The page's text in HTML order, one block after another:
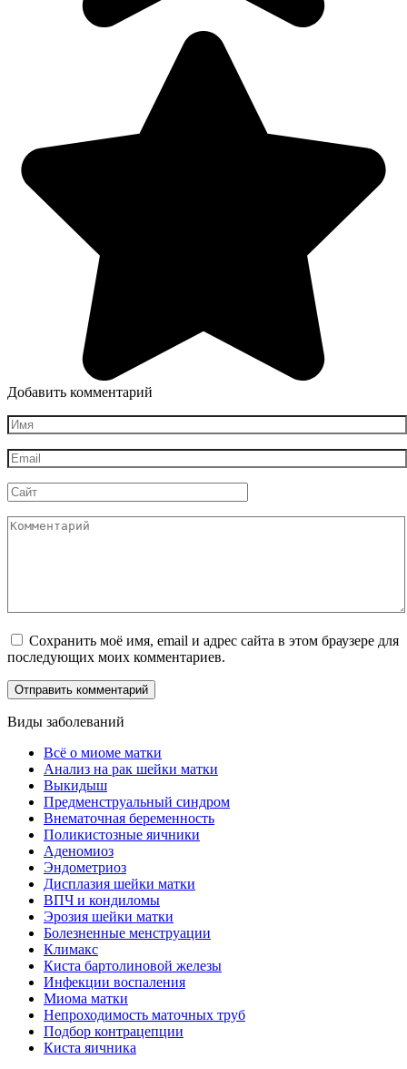
Добавить комментарий
Имя
*
Email
*
Сайт
Комментарий
Сохранить моё имя, email и адрес сайта в этом браузере для
последующих моих комментариев.
Виды заболеваний
Всё о миоме матки
Анализ на рак шейки матки
Выкидыш
Предменструальный синдром
Внематочная беременность
Поликистозные яичники
Аденомиоз
Эндометриоз
Дисплазия шейки матки
ВПЧ и кондиломы
Эрозия шейки матки
Болезненные менструации
Климакс
Киста бартолиновой железы
Инфекции воспаления
Миома матки
Непроходимость маточных труб
Подбор контрацепции
Киста яичника